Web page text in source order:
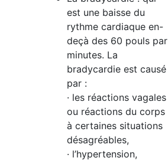
est une baisse du
rythme cardiaque en-
deçà des 60 pouls par
minutes. La
bradycardie est causé
par :
· les réactions vagales
ou réactions du corps
à certaines situations
désagréables,
· l’hypertension,